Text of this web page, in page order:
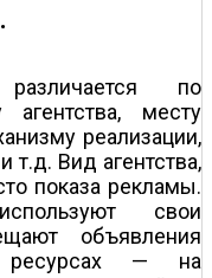
по
месту
реализации,
т.д. Вид агентства,
показа рекламы.
свои
объявления
ресурсах — на